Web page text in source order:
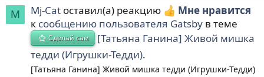
M Mj-Cat оставил(а) реакцию
Мне нравится
к сообщению пользователя Gatsby в теме
Сделай сам
[Татьяна Ганина] Живой мишка
тедди (Игрушки-Тедди).
[Татьяна Ганина] Живой мишка тедди (Игрушки-Тедди)